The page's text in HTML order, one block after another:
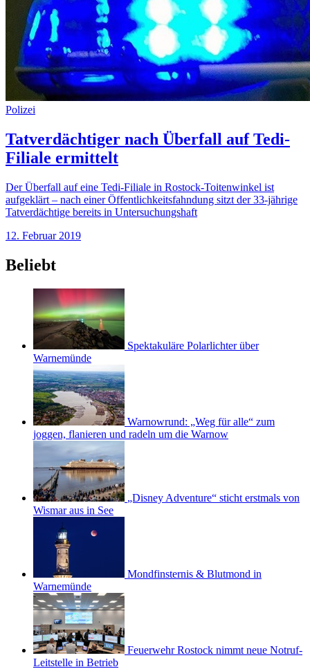
Polizei
Tatverdächtiger nach Überfall auf Tedi-
Filiale ermittelt
Der Überfall auf eine Tedi-Filiale in Rostock-Toitenwinkel ist
aufgeklärt – nach einer Öffentlichkeitsfahndung sitzt der 33-jährige
Tatverdächtige bereits in Untersuchungshaft
12. Februar 2019
Beliebt
Spektakuläre Polarlichter über
Warnemünde
Warnowrund: „Weg für alle“ zum
joggen, flanieren und radeln um die Warnow
„Disney Adventure“ sticht erstmals von
Wismar aus in See
Mondfinsternis & Blutmond in
Warnemünde
Feuerwehr Rostock nimmt neue Notruf-
Leitstelle in Betrieb